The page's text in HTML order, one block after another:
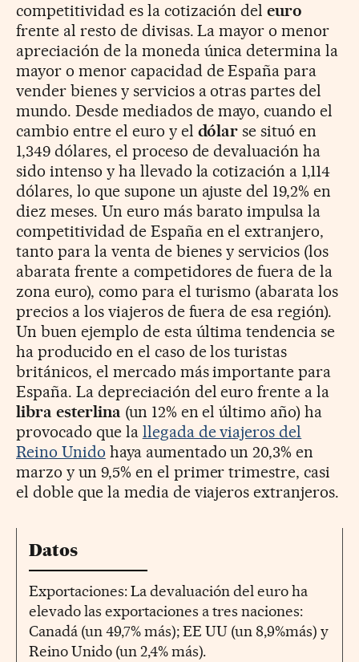
competitividad es la cotización deleuro
frente al resto de divisas. La mayor o menor
apreciación de la moneda única determina la
mayor o menor capacidad de España para
vender bienes y servicios a otras partes del
mundo. Desde mediados de mayo, cuando el
cambio entre el euro y el dólar se situó en
1,349 dólares, el proceso de devaluación ha
sido intenso y ha llevado la cotización a 1,114
dólares, lo que supone un ajuste del 19,2% en
diez meses. Un euro más barato impulsa la
competitividad de España en el extranjero,
tanto para la venta de bienes y servicios (los
abarata frente a competidores de fuera de la
zona euro), como para el turismo (abarata los
precios a los viajeros de fuera de esa región).
Un buen ejemplo de esta última tendencia se
ha producido en el caso de los turistas
británicos, el mercado más importante para
España. La depreciación del euro frente a la
libra esterlina (un 12% en el último año) ha
provocado que la llegada de viajeros del
Reino Unido haya aumentado un 20,3% en
marzo y un 9,5% en el primer trimestre, casi
el doble que la media de viajeros extranjeros.
Datos
Exportaciones: La devaluación del euro ha
elevado las exportaciones a tres naciones:
Canadá (un 49,7% más); EE UU (un 8,9%más) y
Reino Unido (un 2,4% más).